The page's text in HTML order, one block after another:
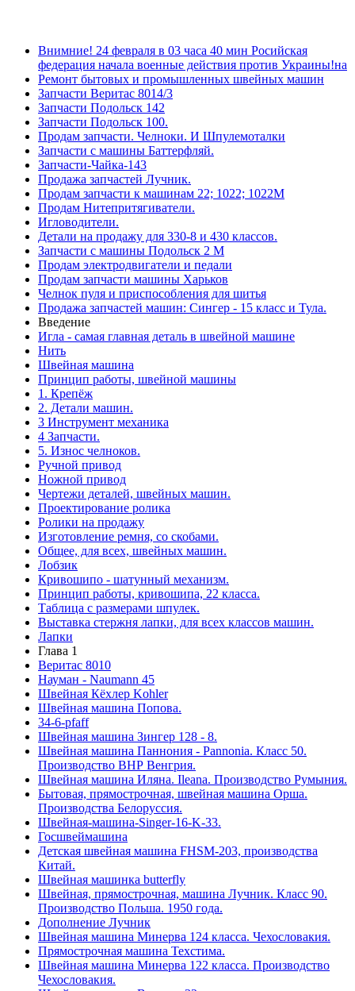
Внимние! 24 февраля в 03 часа 40 мин Росийская
федерация начала военные действия против Украины!на
Ремонт бытовых и промышленных швейных машин
Запчасти Веритас 8014/3
Запчасти Подольск 142
Запчасти Подольск 100.
Продам запчасти. Челноки. И Шпулемоталки
Запчасти с машины Баттерфляй.
Запчасти-Чайка-143
Продажа запчастей Лучник.
Продам запчасти к машинам 22; 1022; 1022М
Продам Нитепритягиватели.
Игловодители.
Детали на продажу для 330-8 и 430 классов.
Запчасти с машины Подольск 2 М
Продам электродвигатели и педали
Продам запчасти машины Харьков
Челнок пуля и приспособления для шитья
Продажа запчастей машин: Сингер - 15 класс и Тула.
Введение
Игла - самая главная деталь в швейной машине
Нить
Швейная машина
Принцип работы, швейной машины
1. Крепёж
2. Детали машин.
3 Инструмент механика
4 Запчасти.
5. Износ челноков.
Ручной привод
Ножной привод
Чертежи деталей, швейных машин.
Проектирование ролика
Ролики на продажу
Изготовление ремня, со скобами.
Общее, для всех, швейных машин.
Лобзик
Кривошипо - шатунный механизм.
Принцип работы, кривошипа, 22 класса.
Таблица с размерами шпулек.
Выставка стержня лапки, для всех классов машин.
Лапки
Глава 1
Веритас 8010
Науман - Naumann 45
Швейная Кёхлер Kohler
Швейная машина Попова.
34-6-pfaff
Швейная машина Зингер 128 - 8.
Швейная машина Паннония - Pannonia. Класс 50.
Производство ВНР Венгрия.
Швейная машина Иляна. Ileana. Производство Румыния.
Бытовая, прямострочная, швейная машина Орша.
Производства Белоруссия.
Швейная-машина-Singer-16-K-33.
Госшвеймашина
Детская швейная машина FHSM-203, производства
Китай.
Швейная машинка butterfly
Швейная, прямострочная, машина Лучник. Класс 90.
Производство Польша. 1950 года.
Дополнение Лучник
Швейная машина Минерва 124 класса. Чехословакия.
Прямострочная машина Техстима.
Швейная машина Минерва 122 класса. Производство
Чехословакия.